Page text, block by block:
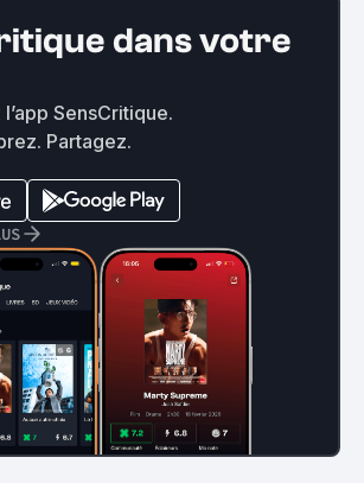
dans votre
SensCritique.
Partagez.